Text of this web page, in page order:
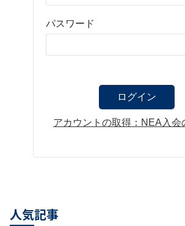
パスワード
アカウントの取得：NEA入会
人気記事